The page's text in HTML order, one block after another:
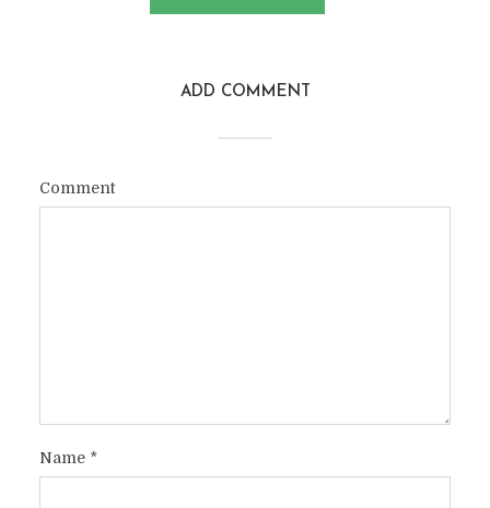
ADD COMMENT
Comment
Name*